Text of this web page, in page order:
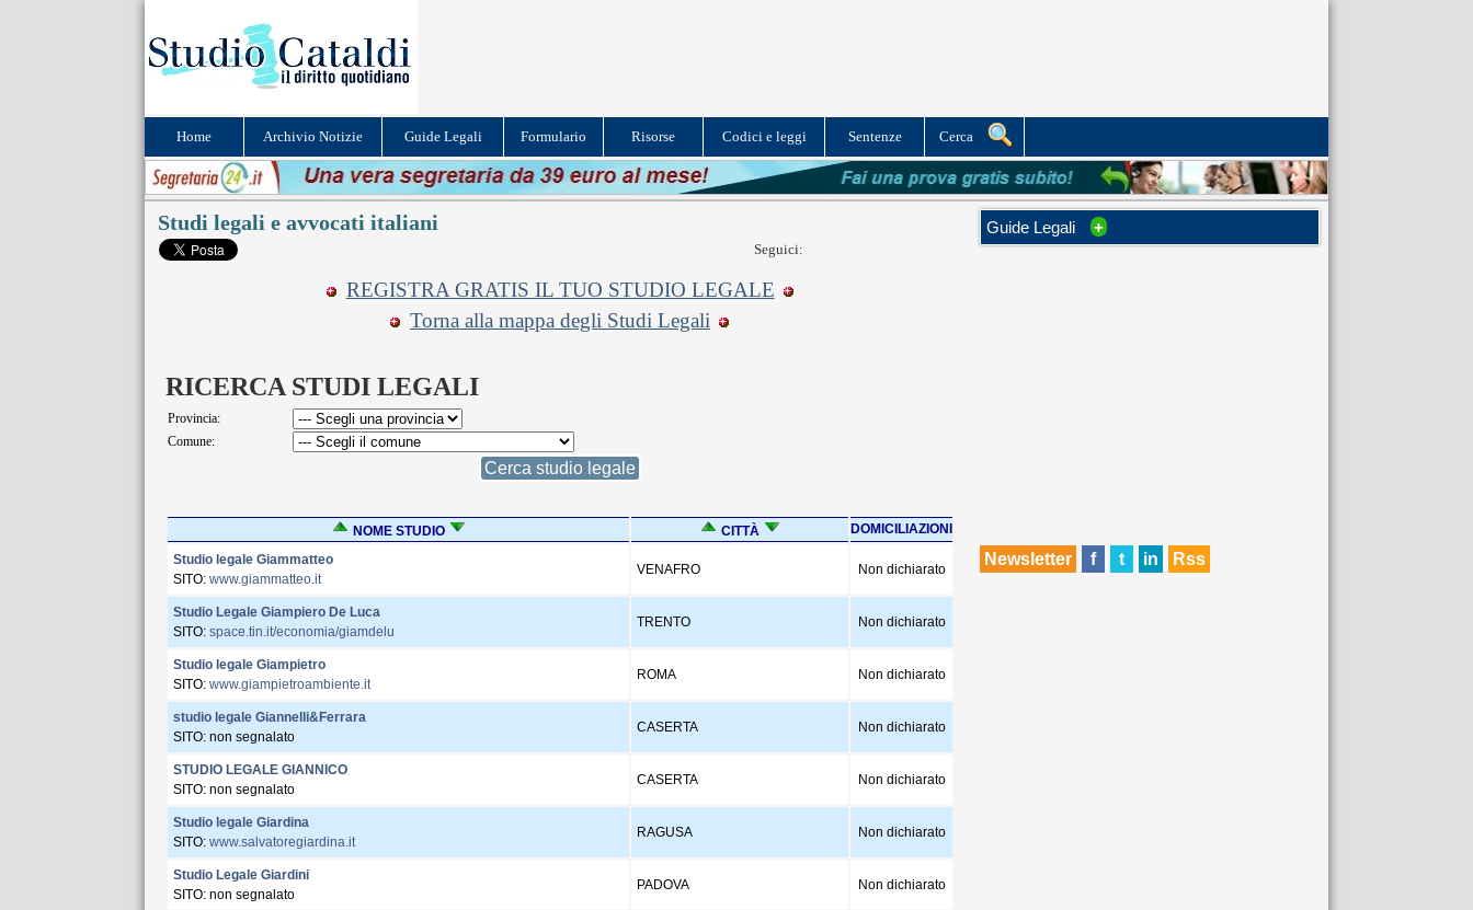
Home Archivio Notizie Guide Legali Formulario Risorse Codici e leggi Sentenze Cerca
Studi legali e avvocati italiani
Seguici:
REGISTRA GRATIS IL TUO STUDIO LEGALE
Torna alla mappa degli Studi Legali
RICERCA STUDI LEGALI
Provincia:
Comune:
NOME STUDIO CITTÀ
DOMICILIAZIONI
Studio legale Giammatteo
SITO: www.giammatteo.it
VENAFRO Non dichiarato
Studio Legale Giampiero De Luca
SITO: space.tin.it/economia/giamdelu
TRENTO Non dichiarato
Studio legale Giampietro
SITO: www.giampietroambiente.it
ROMA Non dichiarato
studio legale Giannelli&Ferrara
SITO: non segnalato
CASERTA Non dichiarato
STUDIO LEGALE GIANNICO
SITO: non segnalato
CASERTA Non dichiarato
Studio legale Giardina
SITO: www.salvatoregiardina.it
RAGUSA Non dichiarato
Studio Legale Giardini
SITO: non segnalato
PADOVA Non dichiarato
Guide Legali +
Newsletter f t in Rss